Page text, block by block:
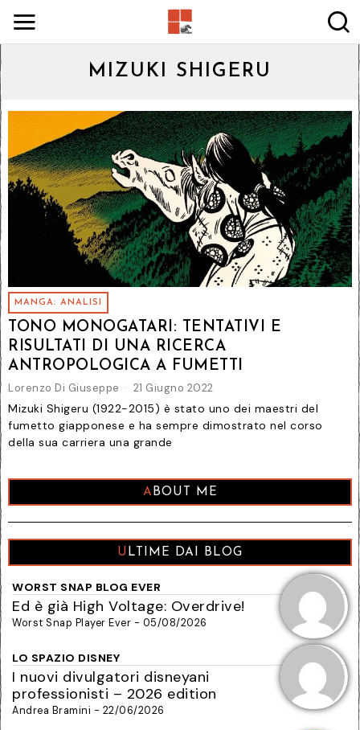
MIZUKI SHIGERU
MANGA: ANALISI
TONO MONOGATARI: TENTATIVI E
RISULTATI DI UNA RICERCA
ANTROPOLOGICA A FUMETTI
Lorenzo Di Giuseppe 21 Giugno 2022
Mizuki Shigeru (1922-2015) è stato uno dei maestri del
fumetto giapponese e ha sempre dimostrato nel corso
della sua carriera una grande
ABOUT ME
ULTIME DAI BLOG
WORST SNAP BLOG EVER
Ed è già High Voltage: Overdrive!
Worst Snap Player Ever - 05/08/2026
LO SPAZIO DISNEY
I nuovi divulgatori disneyani
professionisti – 2026 edition
Andrea Bramini - 22/06/2026